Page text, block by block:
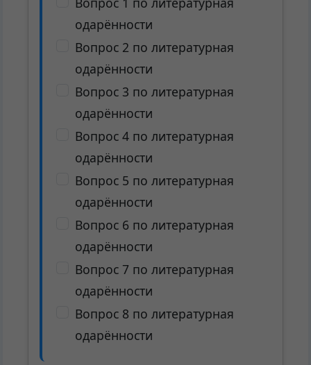
одарённости
Вопрос 2 по литературная
одарённости
Вопрос 3 по литературная
одарённости
Вопрос 4 по литературная
одарённости
Вопрос 5 по литературная
одарённости
Вопрос 6 по литературная
одарённости
Вопрос 7 по литературная
одарённости
Вопрос 8 по литературная
одарённости